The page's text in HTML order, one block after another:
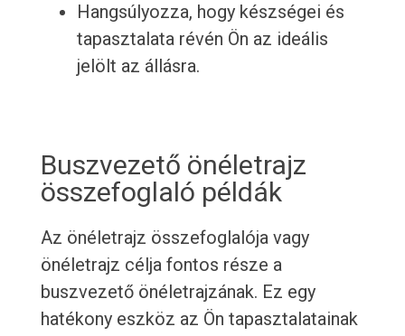
Hangsúlyozza, hogy készségei és
tapasztalata révén Ön az ideális
jelölt az állásra.
Buszvezető önéletrajz
összefoglaló példák
Az önéletrajz összefoglalója vagy
önéletrajz célja fontos része a
buszvezető önéletrajzának. Ez egy
hatékony eszköz az Ön tapasztalatainak